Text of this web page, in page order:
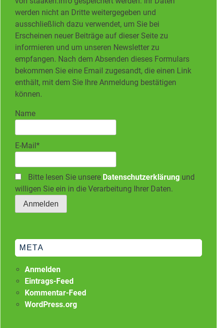
werden nicht an Dritte weitergegeben und
ausschließlich dazu verwendet, um Sie bei
Erscheinen neuer Beiträge auf dieser Seite zu
informieren und um unseren Newsletter zu
empfangen. Nach dem Absenden dieses Formulars
bekommen Sie eine Email zugesandt, die einen Link
enthält, mit dem Sie Ihre Anmeldung bestätigen
können.
Name
E-Mail*
Bitte lesen Sie unsere Datenschutzerklärung und
willigen Sie ein in die Verarbeitung Ihrer Daten.
META
Anmelden
Eintrags-Feed
Kommentar-Feed
WordPress.org